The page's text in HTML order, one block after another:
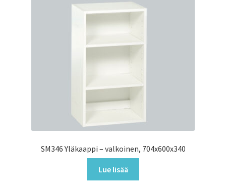
SM346 Yläkaappi – valkoinen, 704x600x340
Lue lisää